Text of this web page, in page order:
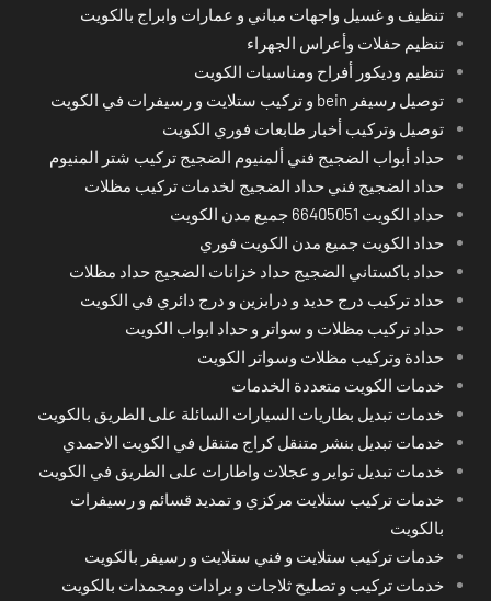
تنظيف و غسيل واجهات مباني و عمارات وابراج بالكويت
تنظيم حفلات وأعراس الجهراء
تنظيم وديكور أفراح ومناسبات الكويت
توصيل رسيفر bein و تركيب ستلايت و رسيفرات في الكويت
توصيل وتركيب أخبار طابعات فوري الكويت
حداد أبواب الضجيج فني ألمنيوم الضجيج تركيب شتر المنيوم
حداد الضجيج فني حداد الضجيج لخدمات تركيب مظلات
حداد الكويت 66405051 جميع مدن الكويت
حداد الكويت جميع مدن الكويت فوري
حداد باكستاني الضجيج حداد خزانات الضجيج حداد مظلات
حداد تركيب درج حديد و درابزين و درج دائري في الكويت
حداد تركيب مظلات و سواتر و حداد ابواب الكويت
حدادة وتركيب مظلات وسواتر الكويت
خدمات الكويت متعددة الخدمات
خدمات تبديل بطاريات السيارات السائلة على الطريق بالكويت
خدمات تبديل بنشر متنقل كراج متنقل في الكويت الاحمدي
خدمات تبديل تواير و عجلات واطارات على الطريق في الكويت
خدمات تركيب ستلايت مركزي و تمديد قسائم و رسيفرات
بالكويت
خدمات تركيب ستلايت و فني ستلايت و رسيفر بالكويت
خدمات تركيب و تصليح ثلاجات و برادات ومجمدات بالكويت